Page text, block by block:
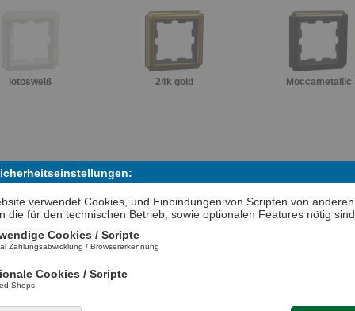
verwendet Cookies, und Einbindungen von Scripten von anderen
die für den technischen Betrieb, sowie optionalen Features nötig
Cookies / Scripte
Zahlungsabwicklung / Browsererkennung
Cookies / Scripte
Shops
lotosweiß 24k gold Moccametallic